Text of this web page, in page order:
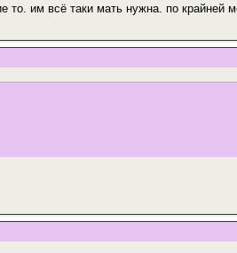
то. им всё таки мать нужна. по крайней